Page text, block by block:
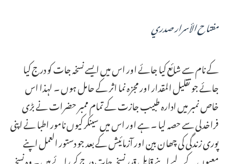
مفتاح الأسرار صدري
کے نام سے شائع کیا جائے اور اس میں ایسے نسخہ جات کو درج کیا
جائے جو تقلیل المقدار اور مجزہ نما اثر کے حامل ہوں ۔ لہذا اس
خاص نمبر میں ادارہ طبیب جازت کے تمام ممبر حضرات نے بڑی
فراخدلی سے حصہ لیا ۔ ہے اور اس میں سینکر کیوں نامور اطبا نے اپنی
پوری زندگی کی چھان بین اور آزمائیش کے بعد جو دستور العمل اپنے